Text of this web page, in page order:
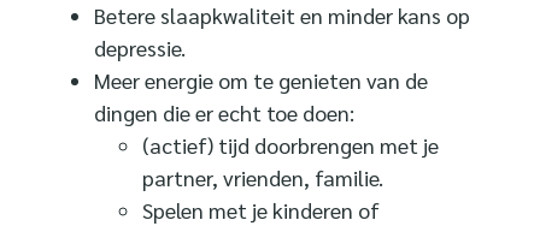
Betere slaapkwaliteit en minder kans op
depressie.
Meer energie om te genieten van de
dingen die er echt toe doen:
(actief) tijd doorbrengen met je
partner, vrienden, familie.
Spelen met je kinderen of